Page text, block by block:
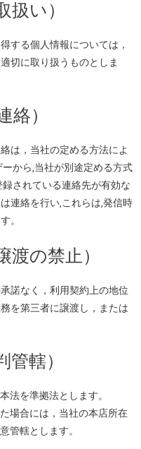
い）
する個人情報については，
切に取り扱うものとしま
絡）
は，当社の定める方法によ
から,当社が別途定める方式
されている連絡先が有効な
連絡を行い,これらは,発信時
。
渡の禁止）
諾なく，利用契約上の地位
を第三者に譲渡し，または
轄）
法を準拠法とします。
場合には，当社の本店所在
管轄とします。